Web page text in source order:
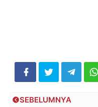
SEBELUMNYA